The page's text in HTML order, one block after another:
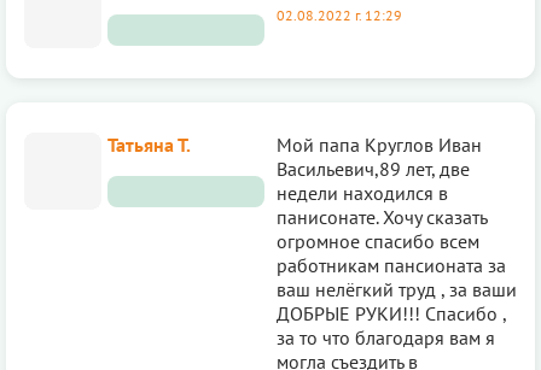
02.08.2022 г. 12:29
Татьяна Т.
Мой папа Круглов Иван
Васильевич,89 лет, две
недели находился в
панисонате. Хочу сказать
огромное спасибо всем
работникам пансионата за
ваш нелёгкий труд , за ваши
ДОБРЫЕ РУКИ!!! Спасибо ,
за то что благодаря вам я
могла съездить в